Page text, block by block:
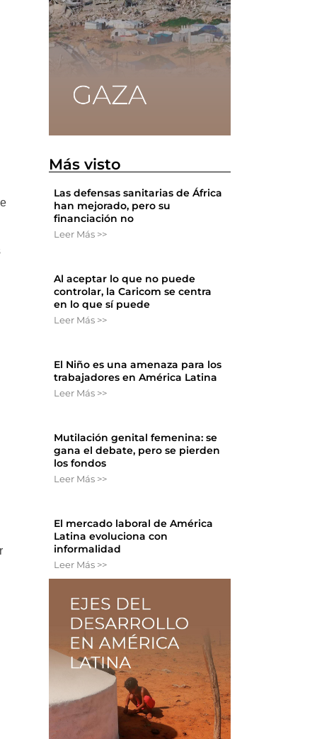
Más visto
Las defensas sanitarias de África
han mejorado, pero su
financiación no
Leer Más >>
Al aceptar lo que no puede
controlar, la Caricom se centra
en lo que sí puede
Leer Más >>
El Niño es una amenaza para los
trabajadores en América Latina
Leer Más >>
Mutilación genital femenina: se
gana el debate, pero se pierden
los fondos
Leer Más >>
El mercado laboral de América
Latina evoluciona con
informalidad
Leer Más >>